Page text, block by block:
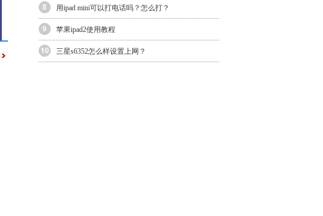
用ipad mini可以打电话吗？怎么打？
苹果ipad2使用教程
三星s6352怎么样设置上网？